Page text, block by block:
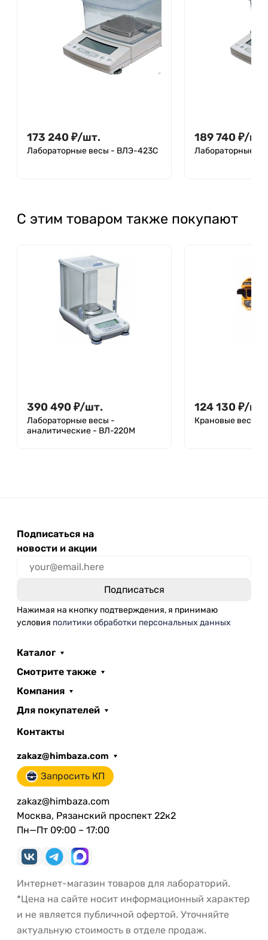
173 240 ₽/шт.
Лабораторные весы - ВЛЭ-423С
189 740 ₽/шт.
Лабораторные
С этим товаром также покупают
390 490 ₽/шт.
Лабораторные весы -
аналитические - ВЛ-220М
124 130 ₽/шт.
Крановые весы -
Подписаться на
новости и акции
Нажимая на кнопку подтверждения, я принимаю
условия политики обработки персональных данных
Каталог
Смотрите также
Компания
Для покупателей
Контакты
zakaz@himbaza.com
Запросить КП
zakaz@himbaza.com
Москва, Рязанский проспект 22к2
Пн—Пт 09:00 – 17:00
Интернет-магазин товаров для лабораторий.
*Цена на сайте носит информационный характер
и не является публичной офертой. Уточняйте
актуальную стоимость в отделе продаж.